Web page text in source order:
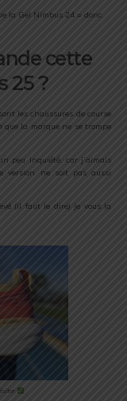
la Gel Nimbus 24 = donc
cette
25 ?
les chaussures de course
que la marque ne se trompe
peu inquiété, car j’aimais
version ne soit pas aussi
(il faut le dire) je vous la